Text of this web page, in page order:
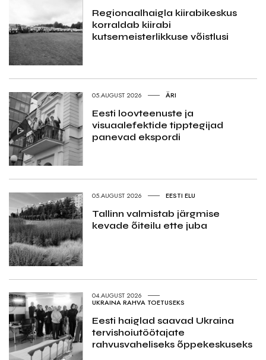
Regionaalhaigla kiirabikeskus
korraldab kiirabi
kutsemeisterlikkuse võistlusi
05.AUGUST 2026 ÄRI
Eesti loovteenuste ja
visuaalefektide tipptegijad
panevad ekspordi
05.AUGUST 2026 EESTI ELU
Tallinn valmistab järgmise
kevade õiteilu ette juba
04.AUGUST 2026
UKRAINA RAHVA TOETUSEKS
Eesti haiglad saavad Ukraina
tervishoiutöötajate
rahvusvaheliseks õppekeskuseks